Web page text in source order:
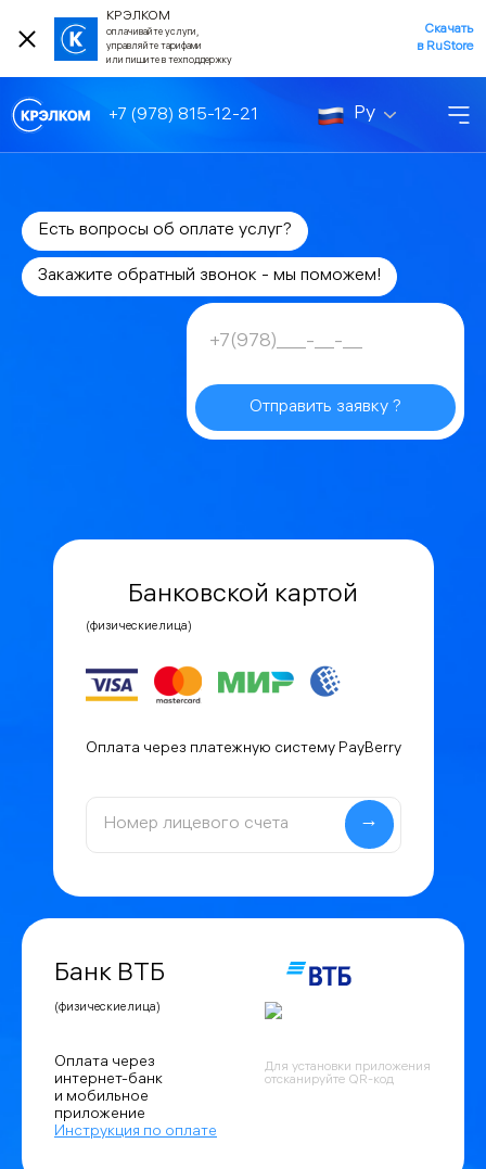
КРЭЛКОМ
оплачивайте услуги,
управляйте тарифами
или пишите в техподдержку
Скачать
в RuStore
+7 (978) 815-12-21 Ру
Есть вопросы об оплате услуг?
Закажите обратный звонок - мы поможем!
Отправить заявку ?
Банковской картой
(физические лица)
Оплата через платежную систему PayBerry
→
Банк ВТБ
(физические лица)
Оплата через
интернет-банк
и мобильное
приложение
Инструкция по оплате
Для установки приложения
отсканируйте QR-код